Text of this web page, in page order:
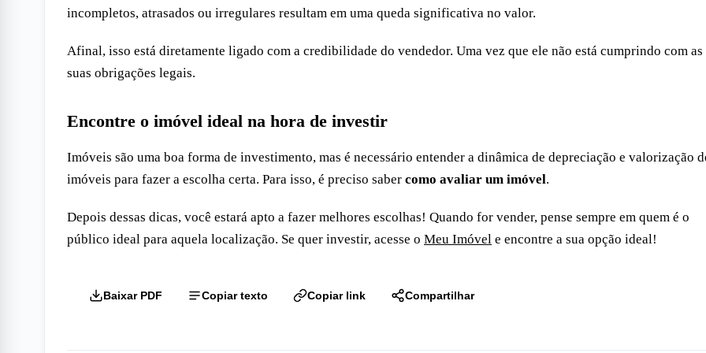
incompletos, atrasados ou irregulares resultam em uma queda significativa no valor.
Afinal, isso está diretamente ligado com a credibilidade do vendedor. Uma vez que ele não está cumprindo com as
suas obrigações legais.
Encontre o imóvel ideal na hora de investir
Imóveis são uma boa forma de investimento, mas é necessário entender a dinâmica de depreciação e valorização
imóveis para fazer a escolha certa. Para isso, é preciso saber como avaliar um imóvel.
Depois dessas dicas, você estará apto a fazer melhores escolhas! Quando for vender, pense sempre em quem é o
público ideal para aquela localização. Se quer investir, acesse o Meu Imóvel e encontre a sua opção ideal!
Baixar PDF Copiar texto Copiar link Compartilhar